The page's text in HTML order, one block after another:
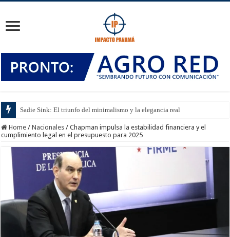
Sadie Sink: El triunfo del minimalismo y la elegancia real
Home / Nacionales / Chapman impulsa la estabilidad financiera y el
cumplimiento legal en el presupuesto para 2025